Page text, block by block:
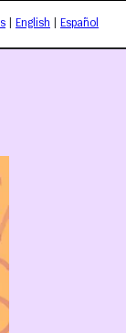
English Español